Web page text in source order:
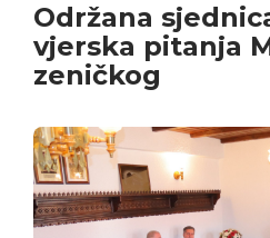
Održana
vjerska pitanja
zeničkog